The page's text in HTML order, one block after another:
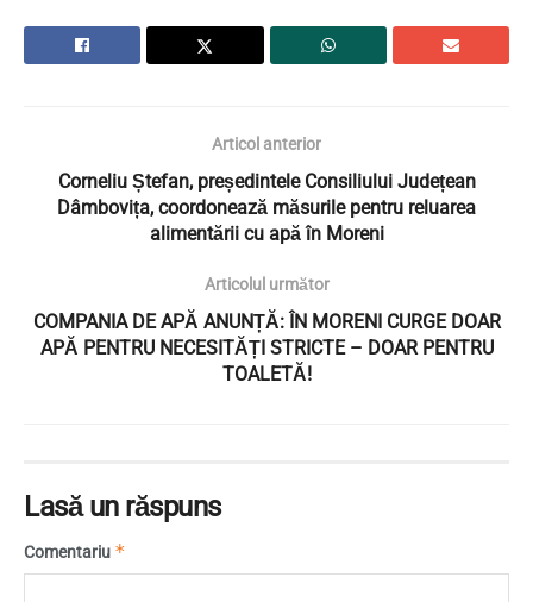
Articol anterior
Corneliu Ștefan, președintele Consiliului Județean
Dâmbovița, coordonează măsurile pentru reluarea
alimentării cu apă în Moreni
Articolul următor
COMPANIA DE APĂ ANUNȚĂ: ÎN MORENI CURGE DOAR
APĂ PENTRU NECESITĂȚI STRICTE – DOAR PENTRU
TOALETĂ!
Lasă un răspuns
Comentariu *